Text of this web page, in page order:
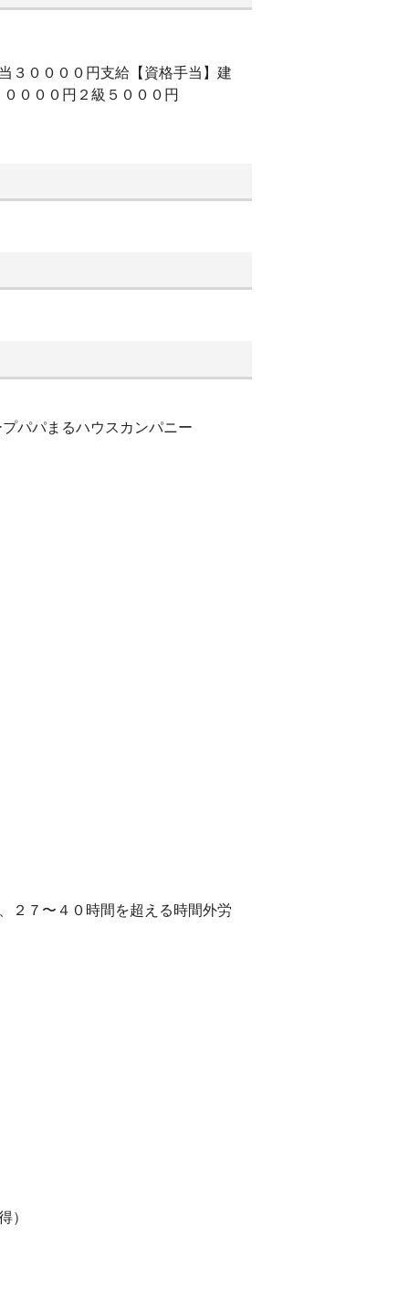
３００００円支給【資格手当】建
０００円２級５０００円
パパまるハウスカンパニー
２７〜４０時間を超える時間外労
）